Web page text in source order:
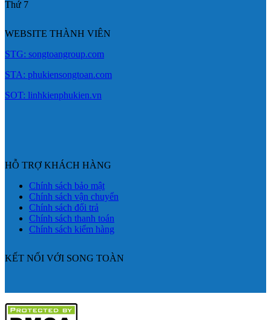
Thứ 7
WEBSITE THÀNH VIÊN
STG: songtoangroup.com
STA: phukiensongtoan.com
SOT: linhkienphukien.vn
HỖ TRỢ KHÁCH HÀNG
Chính sách bảo mật
Chính sách vận chuyển
Chính sách đổi trả
Chính sách thanh toán
Chính sách kiểm hàng
KẾT NỐI VỚI SONG TOÀN